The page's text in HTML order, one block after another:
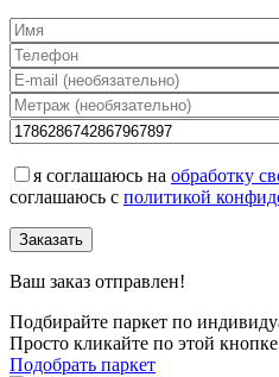
я соглашаюсь на обработку
соглашаюсь с политикой
Заказать
Ваш заказ отправлен!
Подбирайте паркет по
Просто кликайте по этой кнопке
Подобрать паркет